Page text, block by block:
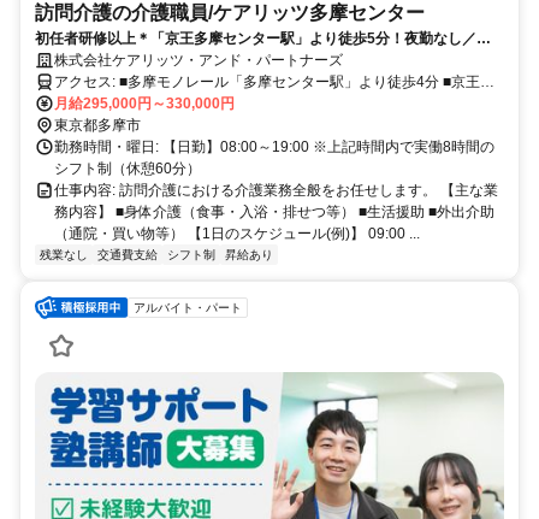
訪問介護の介護職員/ケアリッツ多摩センター
初任者研修以上＊「京王多摩センター駅」より徒歩5分！夜勤なし／完
全週休2日制とメリハリ重視のワークスタイル♪
株式会社ケアリッツ・アンド・パートナーズ
アクセス: ■多摩モノレール「多摩センター駅」より徒歩4分 ■京王相
模原線「京王多摩センター駅」より徒歩5分 ■小田急多摩線「小田急
多摩センター駅」より徒歩6分
月給295,000円～330,000円
東京都多摩市
勤務時間・曜日: 【日勤】08:00～19:00 ※上記時間内で実働8時間の
シフト制（休憩60分）
仕事内容: 訪問介護における介護業務全般をお任せします。 【主な業
務内容】 ■身体介護（食事・入浴・排せつ等） ■生活援助 ■外出介助
（通院・買い物等） 【1日のスケジュール(例)】 09:00 ...
残業なし 交通費支給 シフト制 昇給あり
アルバイト・パート